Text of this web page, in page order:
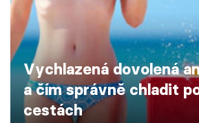
Škola vaření
Recepty z TV
Speciál: Cuketa
Těhotnej kuchař
Vychlazená dovolená
a čím správně chladit
cestách